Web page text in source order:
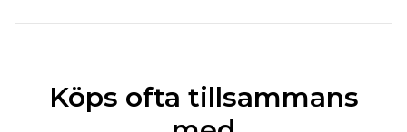
Köps ofta tillsammans